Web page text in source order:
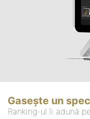
Gasește un
Ranking-ul îi adună